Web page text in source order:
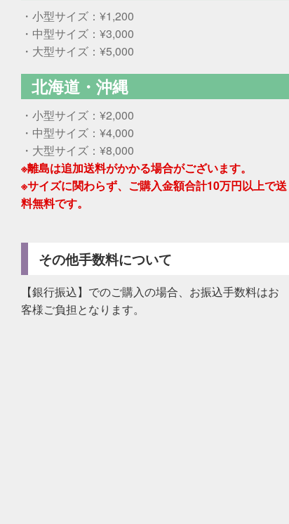
・小型サイズ：¥1,200
・中型サイズ：¥3,000
・大型サイズ：¥5,000
北海道・沖縄
・小型サイズ：¥2,000
・中型サイズ：¥4,000
・大型サイズ：¥8,000
※離島は追加送料がかかる場合がございます。
※サイズに関わらず、ご購入金額合計10万円以上で送
料無料です。
その他手数料について
【銀行振込】でのご購入の場合、お振込手数料はお
客様ご負担となります。